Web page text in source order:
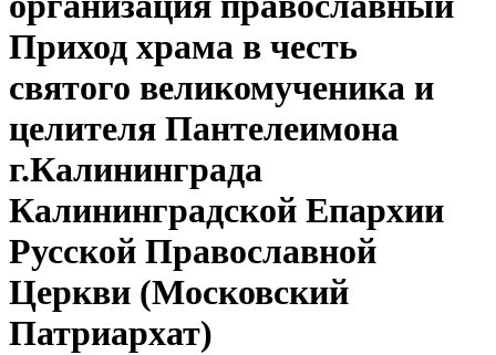
Приход храма в честь
святого великомученика и
целителя Пантелеимона
г.Калининграда
Калининградской Епархии
Русской Православной
Церкви (Московский
Патриархат)